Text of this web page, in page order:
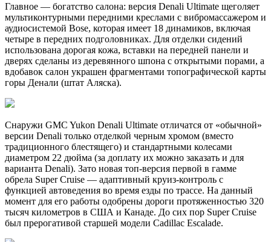
Главное — богатство салона: версия Denali Ultimate щеголяет
мультиконтурными передними креслами с вибромассажером и
аудиосистемой Bose, которая имеет 18 динамиков, включая
четыре в передних подголовниках. Для отделки сидений
использована дорогая кожа, вставки на передней панели и
дверях сделаны из деревянного шпона с открытыми порами, а
вдобавок салон украшен фрагментами топографической карты
горы Денали (штат Аляска).
Снаружи GMC Yukon Denali Ultimate отличатся от «обычной»
версии Denali только отделкой черным хромом (вместо
традиционного блестящего) и стандартными колесами
диаметром 22 дюйма (за доплату их можно заказать и для
варианта Denali). Зато новая топ-версия первой в гамме
обрела Super Cruise — адаптивный круиз-контроль с
функцией автоведения во время езды по трассе. На данный
момент для его работы одобрены дороги протяженностью 320
тысяч километров в США и Канаде. До сих пор Super Cruise
был прерогативой старшей модели Cadillac Escalade.